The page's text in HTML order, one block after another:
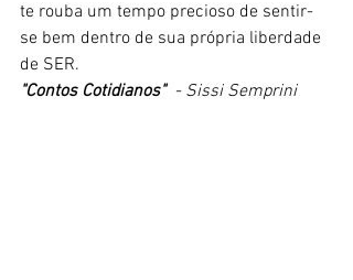
te rouba um tempo precioso de sentir-
se bem dentro de sua própria liberdade
de SER.
"Contos Cotidianos" - Sissi Semprini